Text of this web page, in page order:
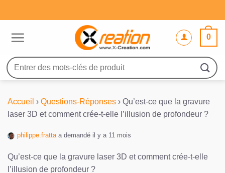
au
0
Recherche
pour :
Accueil › Questions-Réponses › Qu’est-ce que la gravure
laser 3D et comment crée-t-elle l’illusion de profondeur ?
philippe.frattaa demandé il y a 11 mois
Qu’est-ce que la gravure laser 3D et comment crée-t-elle
l’illusion de profondeur ?